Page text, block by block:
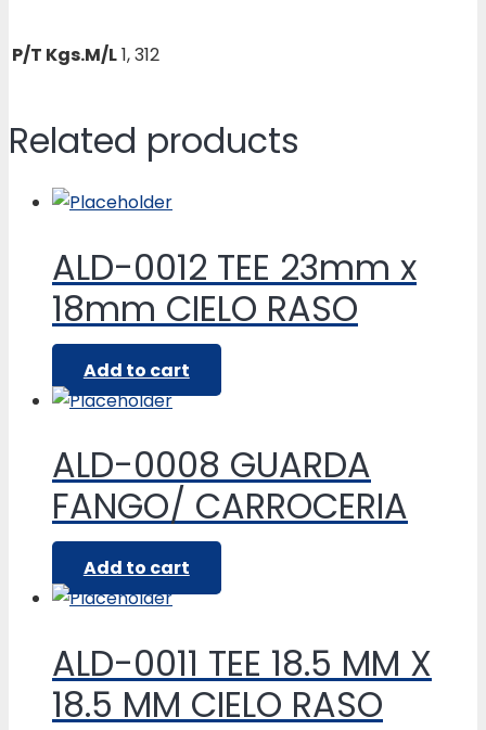
P/T Kgs.M/L1, 312
Related products
ALD-0012 TEE 23mm x
18mm CIELO RASO
Add to cart
ALD-0008 GUARDA
FANGO/ CARROCERIA
Add to cart
ALD-0011 TEE 18.5 MM X
18.5 MM CIELO RASO